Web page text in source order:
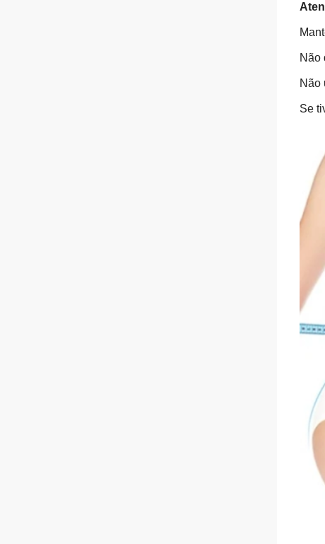
Não
Não
Se